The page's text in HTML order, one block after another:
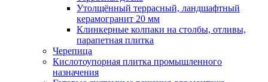
Утолщённый террасный, ландшафтный
керамогранит 20 мм
Клинкерные колпаки на столбы, отливы,
парапетная плитка
Черепица
Кислотоупорная плитка промышленного
назначения